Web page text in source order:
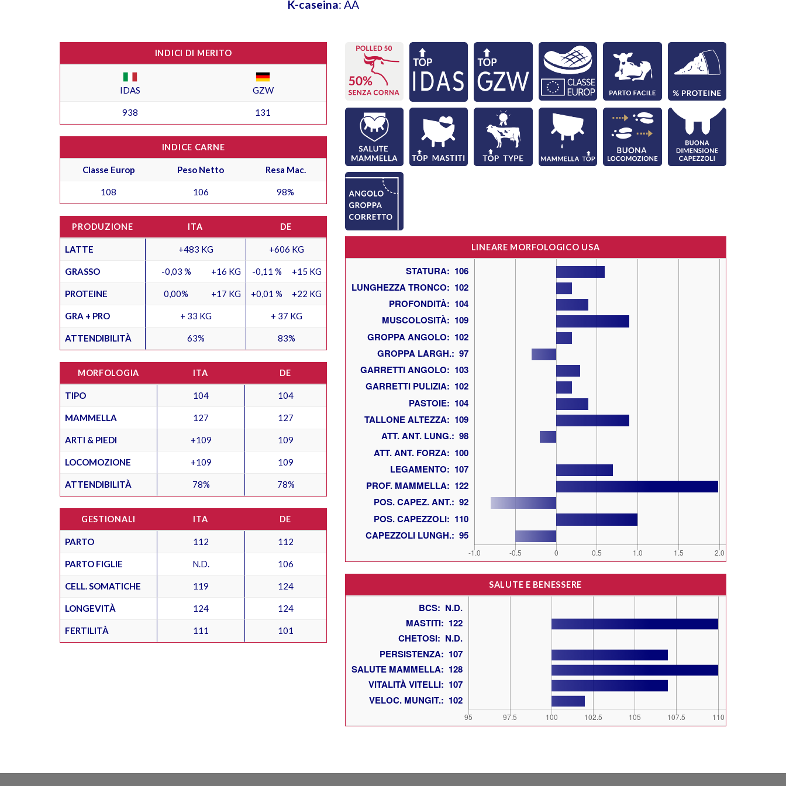
K-caseina: AA
INDICI DI MERITO
IDAS GZW
938 131
INDICE CARNE
Classe Europ Peso Netto Resa Mac.
108 106 98%
PRODUZIONE ITA DE
LATTE +483 KG +606 KG
GRASSO -0,03 % +16 KG -0,11 % +15 KG
PROTEINE 0,00% +17 KG +0,01 % +22 KG
GRA + PRO + 33 KG + 37 KG
ATTENDIBILITÀ 63% 83%
MORFOLOGIA ITA DE
TIPO 104 104
MAMMELLA 127 127
ARTI & PIEDI +109 109
LOCOMOZIONE +109 109
ATTENDIBILITÀ 78% 78%
GESTIONALI ITA DE
PARTO 112 112
PARTO FIGLIE N.D. 106
CELL. SOMATICHE 119 124
LONGEVITÀ 124 124
FERTILITÀ 111 101
LINEARE MORFOLOGICO USA
SALUTE E BENESSERE